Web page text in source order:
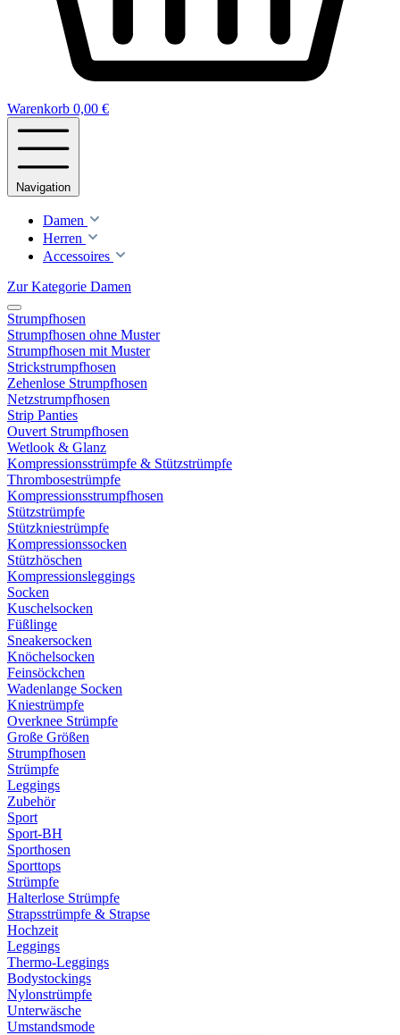
Warenkorb 0,00 €
Navigation
Damen
Herren
Accessoires
Zur Kategorie Damen
Strumpfhosen
Strumpfhosen ohne Muster
Strumpfhosen mit Muster
Strickstrumpfhosen
Zehenlose Strumpfhosen
Netzstrumpfhosen
Strip Panties
Ouvert Strumpfhosen
Wetlook & Glanz
Kompressionsstrümpfe & Stützstrümpfe
Thrombosestrümpfe
Kompressionsstrumpfhosen
Stützstrümpfe
Stützkniestrümpfe
Kompressionssocken
Stützhöschen
Kompressionsleggings
Socken
Kuschelsocken
Füßlinge
Sneakersocken
Knöchelsocken
Feinsöckchen
Wadenlange Socken
Kniestrümpfe
Overknee Strümpfe
Große Größen
Strumpfhosen
Strümpfe
Leggings
Zubehör
Sport
Sport-BH
Sporthosen
Sporttops
Strümpfe
Halterlose Strümpfe
Strapsstrümpfe & Strapse
Hochzeit
Leggings
Thermo-Leggings
Bodystockings
Nylonstrümpfe
Unterwäsche
Umstandsmode